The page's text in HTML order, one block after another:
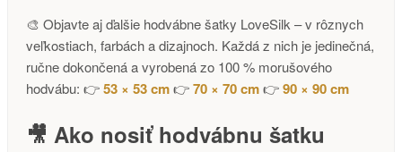
🎨 Objavte aj ďalšie hodvábne šatky LoveSilk – v rôznych
veľkostiach, farbách a dizajnoch. Každá z nich je jedinečná,
ručne dokončená a vyrobená zo 100 % morušového
hodvábu: 👉53 × 53 cm👉70 × 70 cm👉90 × 90 cm
🎥 Ako nosiť hodvábnu šatku